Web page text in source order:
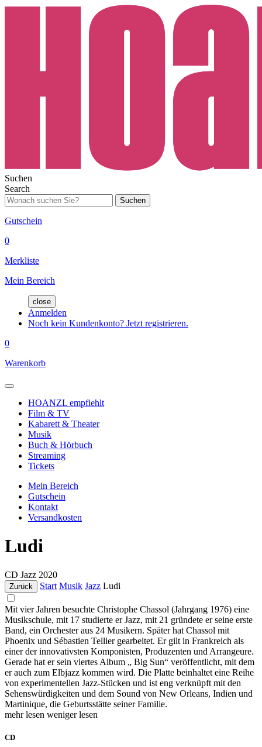
Suchen
Search
Suchen
Gutschein
0
Merkliste
Mein Bereich
close
Anmelden
Noch kein Kundenkonto? Jetzt registrieren.
0
Warenkorb
HOANZL empfiehlt
Film & TV
Kabarett & Theater
Musik
Buch & Hörbuch
Streaming
Tickets
Mein Bereich
Gutschein
Kontakt
Versandkosten
Ludi
CD Jazz 2020
Zurück Start Musik Jazz Ludi
Mit vier Jahren besuchte Christophe Chassol (Jahrgang 1976) eine
Musikschule, mit 17 studierte er Jazz, mit 21 gründete er seine erste
Band, ein Orchester aus 24 Musikern. Später hat Chassol mit
Phoenix und Sébastien Tellier gearbeitet. Er gilt in Frankreich als
einer der innovativsten Komponisten, Produzenten und Arrangeure.
Gerade hat er sein viertes Album „ Big Sun“ veröffentlicht, mit dem
er auch zum Elbjazz kommen wird. Die Platte beinhaltet eine Reihe
von experimentellen Jazz-Stücken und ist eng verknüpft mit den
Sehenswürdigkeiten und dem Sound von New Orleans, Indien und
Martinique, die Geburtsstätte seiner Familie.
mehr lesen weniger lesen
CD